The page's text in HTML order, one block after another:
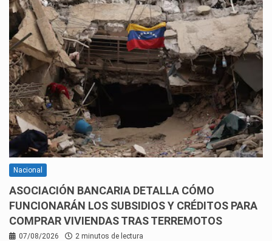
Nacional
ASOCIACIÓN BANCARIA DETALLA CÓMO
FUNCIONARÁN LOS SUBSIDIOS Y CRÉDITOS PARA
COMPRAR VIVIENDAS TRAS TERREMOTOS
07/08/2026 2 minutos de lectura